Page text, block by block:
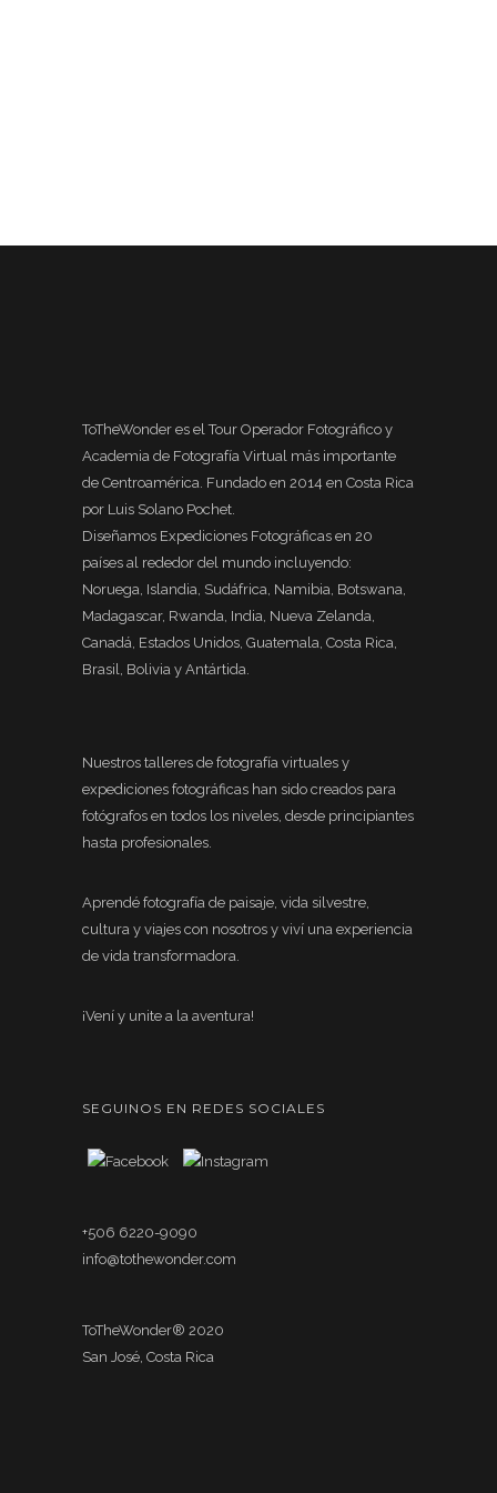
ToTheWonder es el Tour Operador Fotográfico y
Academia de Fotografía Virtual más importante
de Centroamérica. Fundado en 2014 en Costa Rica
por Luis Solano Pochet.
Diseñamos Expediciones Fotográficas en 20
países al rededor del mundo incluyendo:
Noruega, Islandia, Sudáfrica, Namibia, Botswana,
Madagascar, Rwanda, India, Nueva Zelanda,
Canadá, Estados Unidos, Guatemala, Costa Rica,
Brasil, Bolivia y Antártida.
Nuestros talleres de fotografía virtuales y
expediciones fotográficas han sido creados para
fotógrafos en todos los niveles, desde principiantes
hasta profesionales.
Aprendé fotografía de paisaje, vida silvestre,
cultura y viajes con nosotros y viví una experiencia
de vida transformadora.
¡Vení y unite a la aventura!
SEGUINOS EN REDES SOCIALES
+506 6220-9090
info@tothewonder.com
ToTheWonder® 2020
San José, Costa Rica